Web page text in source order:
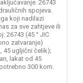
26743
spojeva.
koji nadilazi
za sve zahtjeve ili
26743 (45 ° JIC
zatvaranje)
45 ugljični čelik);
lakat od 45
300 kom.